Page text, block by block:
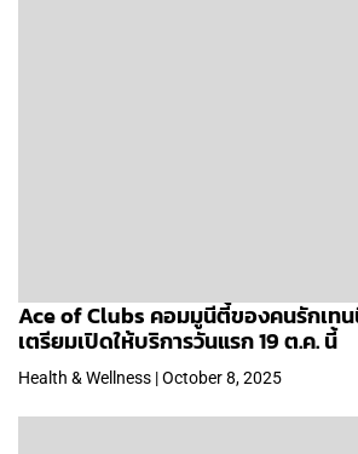
Ace of Clubs คอมมูนีตี้ของคนรักเทน
เตรียมเปิดให้บริการวันแรก 19 ต.ค. นี้
Health & Wellness | October 8, 2025